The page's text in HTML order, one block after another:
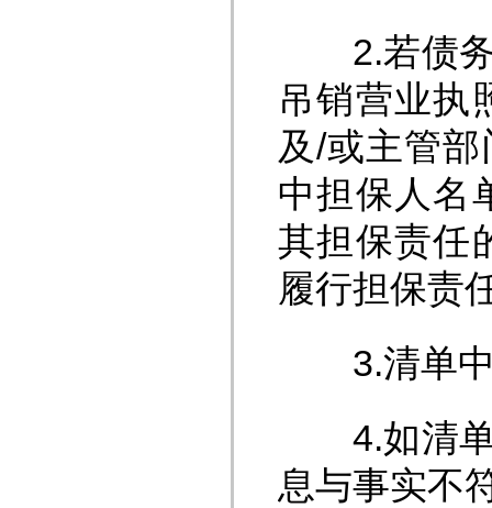
2.若债务
吊销营业执
及/或主管
中担保人名
其担保责任
履行担保责
3.清单中
4.如清单
息与事实不